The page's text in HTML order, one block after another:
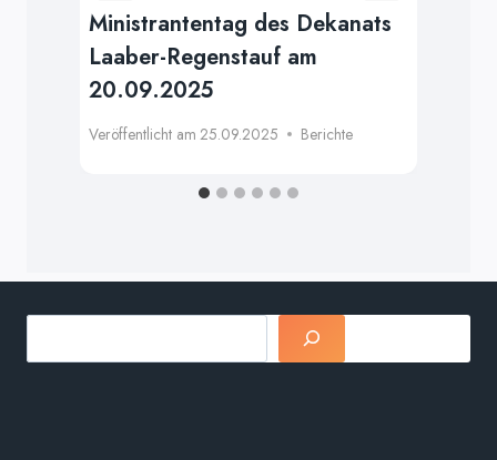
Ministrantentag des Dekanats
Laaber-Regenstauf am
20.09.2025
Veröffentlicht am 25.09.2025 Berichte
Suchen